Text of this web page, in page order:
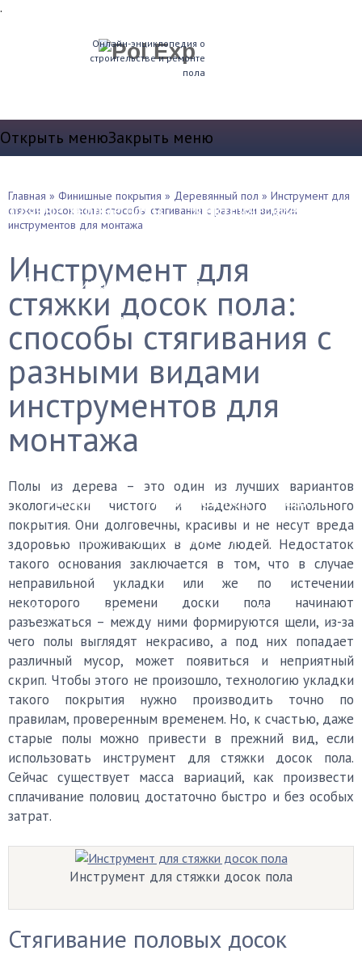
.
Онлайн-энциклопедия о
строительстве и ремонте
пола
Открыть менюЗакрыть меню
Водяные теплые полы
Электрические полы
Выравнивание и стяжка
Звукоизоляция и т.д.
Плинтуса
Утепление полов
Бетонный пол
Деревянный пол
Линолеум
Наливной пол
Паркет
Плитка
Пробковый пол
Черновой пол
Уборка
Каталог мастеров FAQ
Главная » Финишные покрытия » Деревянный пол » Инструмент для
стяжки досок пола: способы стягивания с разными видами
инструментов для монтажа
Инструмент для
стяжки досок пола:
способы стягивания с
разными видами
инструментов для
монтажа
Полы из дерева – это один из лучших вариантов
экологически чистого и надежного напольного
покрытия. Они долговечны, красивы и не несут вреда
здоровью проживающих в доме людей. Недостаток
такого основания заключается в том, что в случае
неправильной укладки или же по истечении
некоторого времени доски пола начинают
разъезжаться – между ними формируются щели, из-за
чего полы выглядят некрасиво, а под них попадает
различный мусор, может появиться и неприятный
скрип. Чтобы этого не произошло, технологию укладки
такого покрытия нужно производить точно по
правилам, проверенным временем. Но, к счастью, даже
старые полы можно привести в прежний вид, если
использовать инструмент для стяжки досок пола.
Сейчас существует масса вариаций, как произвести
сплачивание половиц достаточно быстро и без особых
затрат.
Инструмент для стяжки досок пола
Стягивание половых досок